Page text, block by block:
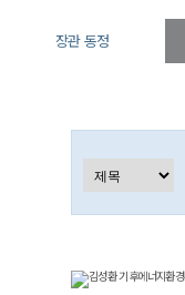
장관 동정